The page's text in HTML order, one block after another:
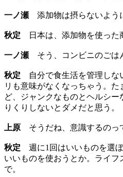
一ノ瀬 添加物は摂らないよう
秋定 日本は、添加物を使った
一ノ瀬 そう、コンビニのごは
秋定 自分で食生活を管理しな
リも意味がなくなっちゃう。
ど、ジャンクなものとヘルシ
りくりしないとダメだと思う。
上原 そうだね、意識するのっ
秋定 週に1回はいいものを選
いいものを使おうとか。ライ
で。